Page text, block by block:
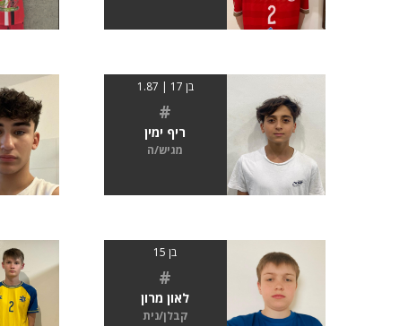
בן 17 | 1.87
#
ריף ימין
מגיש/ה
בן 15
#
לאון מרון
קבלן/נית